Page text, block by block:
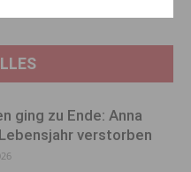
ging zu Ende: Anna
verstorben